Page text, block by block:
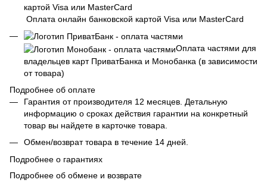
Оплата онлайн банковской картой Visa или MasterCard
Оплата частями для
владельцев карт ПриватБанка и Монобанка (в зависимости
от товара)
Подробнее об оплате
Гарантия от производителя 12 месяцев. Детальную
информацию о сроках действия гарантии на конкретный
товар вы найдете в карточке товара.
Обмен/возврат товара в течение 14 дней.
Подробнее о гарантиях
Подробнее об обмене и возврате